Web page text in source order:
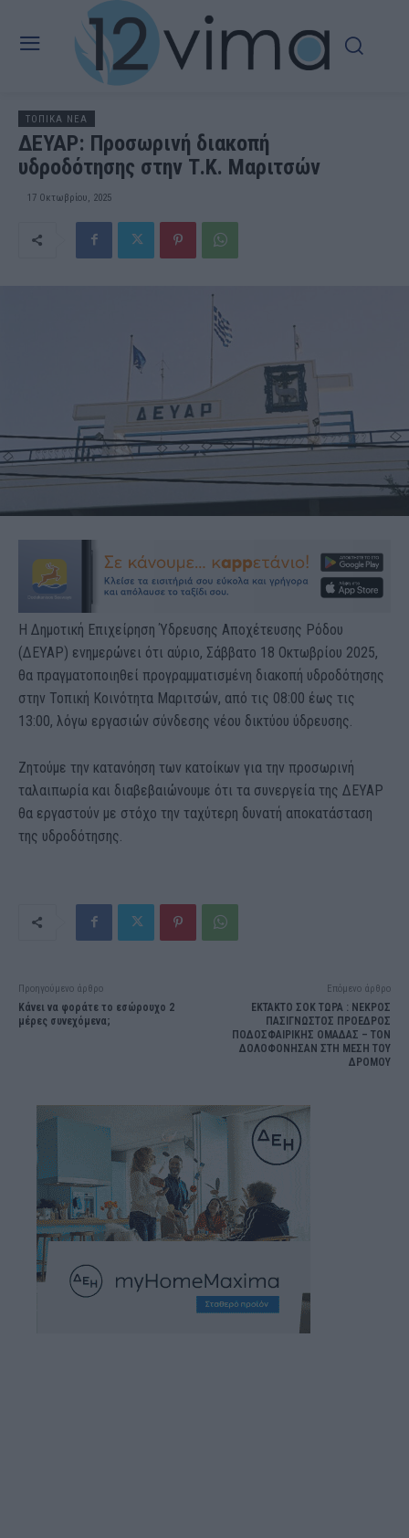
ΤΟΠΙΚΑ ΝΕΑ
ΔΕΥΑΡ: Προσωρινή διακοπή
υδροδότησης στην Τ.Κ. Μαριτσών
17 Οκτωβρίου, 2025
Η Δημοτική Επιχείρηση Ύδρευσης Αποχέτευσης Ρόδου
(ΔΕΥΑΡ) ενημερώνει ότι αύριο, Σάββατο 18 Οκτωβρίου 2025,
θα πραγματοποιηθεί προγραμματισμένη διακοπή υδροδότησης
στην Τοπική Κοινότητα Μαριτσών, από τις 08:00 έως τις
13:00, λόγω εργασιών σύνδεσης νέου δικτύου ύδρευσης.
Ζητούμε την κατανόηση των κατοίκων για την προσωρινή
ταλαιπωρία και διαβεβαιώνουμε ότι τα συνεργεία της ΔΕΥΑΡ
θα εργαστούν με στόχο την ταχύτερη δυνατή αποκατάσταση
της υδροδότησης.
Προηγούμενο άρθρο
Κάνει να φοράτε το εσώρουχο 2
μέρες συνεχόμενα;
Επόμενο άρθρο
ΕΚΤΑΚΤΟ ΣΟΚ ΤΩΡΑ : ΝΕΚΡΟΣ
ΠΑΣΙΓΝΩΣΤΟΣ ΠΡΟΕΔΡΟΣ
ΠΟΔΟΣΦΑΙΡΙΚΗΣ ΟΜΑΔΑΣ – ΤΟΝ
ΔΟΛΟΦΟΝΗΣΑΝ ΣΤΗ ΜΕΣΗ ΤΟΥ
ΔΡΟΜΟΥ